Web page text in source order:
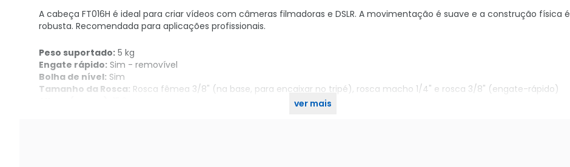
A cabeça FT016H é ideal para criar vídeos com câmeras filmadoras e DSLR. A movimentação é suave e a construção física é
robusta. Recomendada para aplicações profissionais.
Peso suportado: 5 kg
Engate rápido: Sim - removível
Bolha de nível: Sim
Tamanho da Rosca: Rosca fêmea 3/8" (na base, para encaixar no tripé), rosca macho 1/4" e rosca 3/8" (engate-rápido)
ver mais